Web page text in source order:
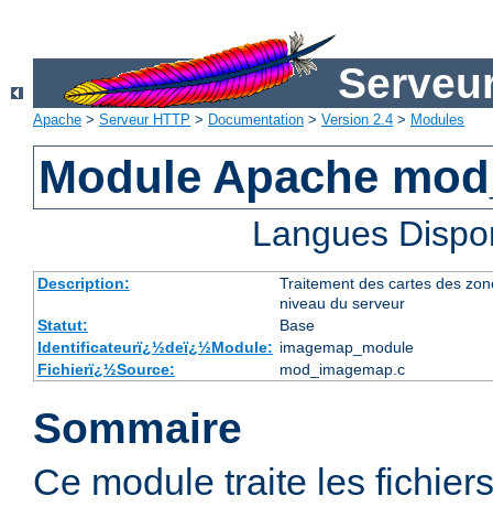
Apache > Serveur HTTP > Documentation > Version 2.4 > Modules
Module Apache
Langues
Description:
Traitement des cartes des
niveau du serveur
Statut:
Base
Identificateurï¿½deï¿½Module: imagemap_module
Fichierï¿½Source:
mod_imagemap.c
Sommaire
Ce module traite les